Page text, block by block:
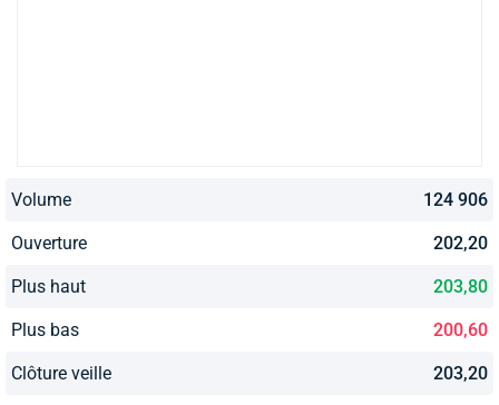
Volume 124 906
Ouverture 202,20
Plus haut 203,80
Plus bas 200,60
Clôture veille 203,20